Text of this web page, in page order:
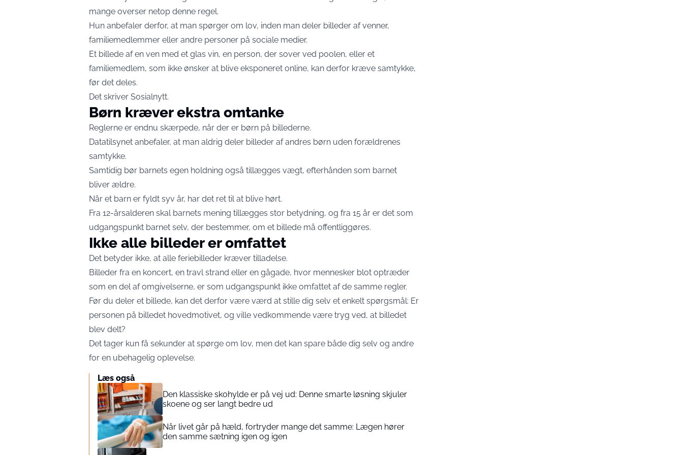
mange overser netop denne regel.
Hun anbefaler derfor, at man spørger om lov, inden man deler billeder af venner,
familiemedlemmer eller andre personer på sociale medier.
Et billede af en ven med et glas vin, en person, der sover ved poolen, eller et
familiemedlem, som ikke ønsker at blive eksponeret online, kan derfor kræve samtykke,
før det deles.
Det skriver Sosialnytt.
Børn kræver ekstra omtanke
Reglerne er endnu skærpede, når der er børn på billederne.
Datatilsynet anbefaler, at man aldrig deler billeder af andres børn uden forældrenes
samtykke.
Samtidig bør barnets egen holdning også tillægges vægt, efterhånden som barnet
bliver ældre.
Når et barn er fyldt syv år, har det ret til at blive hørt.
Fra 12-årsalderen skal barnets mening tillægges stor betydning, og fra 15 år er det som
udgangspunkt barnet selv, der bestemmer, om et billede må offentliggøres.
Ikke alle billeder er omfattet
Det betyder ikke, at alle feriebilleder kræver tilladelse.
Billeder fra en koncert, en travl strand eller en gågade, hvor mennesker blot optræder
som en del af omgivelserne, er som udgangspunkt ikke omfattet af de samme regler.
Før du deler et billede, kan det derfor være værd at stille dig selv et enkelt spørgsmål: Er
personen på billedet hovedmotivet, og ville vedkommende være tryg ved, at billedet
blev delt?
Det tager kun få sekunder at spørge om lov, men det kan spare både dig selv og andre
for en ubehagelig oplevelse.
Læs også
Den klassiske skohylde er på vej ud: Denne smarte løsning skjuler
skoene og ser langt bedre ud
Når livet går på hæld, fortryder mange det samme: Lægen hører
den samme sætning igen og igen